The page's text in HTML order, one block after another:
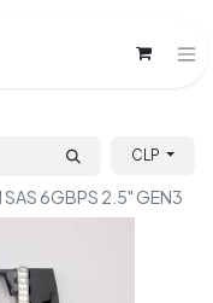
CLP
SAS 6GBPS 2.5" GEN3